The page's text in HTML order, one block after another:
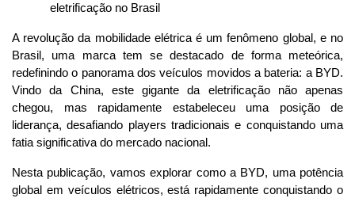
eletrificação no Brasil
A revolução da mobilidade elétrica é um fenômeno global, e no
Brasil, uma marca tem se destacado de forma meteórica,
redefinindo o panorama dos veículos movidos a bateria: a BYD.
Vindo da China, este gigante da eletrificação não apenas
chegou, mas rapidamente estabeleceu uma posição de
liderança, desafiando players tradicionais e conquistando uma
fatia significativa do mercado nacional.
Nesta publicação, vamos explorar como a BYD, uma potência
global em veículos elétricos, está rapidamente conquistando o